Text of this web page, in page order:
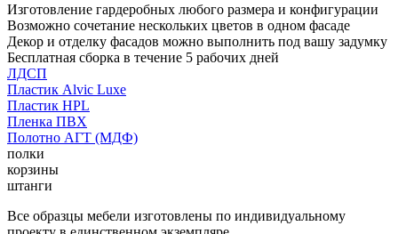
Изготовление гардеробных любого размера и конфигурации
Возможно сочетание нескольких цветов в одном фасаде
Декор и отделку фасадов можно выполнить под вашу задумку
Бесплатная сборка в течение 5 рабочих дней
ЛДСП
Пластик Alvic Luxe
Пластик HPL
Пленка ПВХ
Полотно АГТ (МДФ)
полки
корзины
штанги
Все образцы мебели изготовлены по индивидуальному